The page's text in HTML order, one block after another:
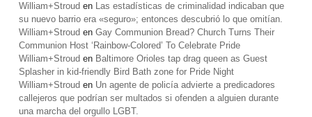
William+Stroud en Las estadísticas de criminalidad indicaban que
su nuevo barrio era «seguro»; entonces descubrió lo que omitían.
William+Stroud en Gay Communion Bread? Church Turns Their
Communion Host ‘Rainbow-Colored’ To Celebrate Pride
William+Stroud en Baltimore Orioles tap drag queen as Guest
Splasher in kid-friendly Bird Bath zone for Pride Night
William+Stroud en Un agente de policía advierte a predicadores
callejeros que podrían ser multados si ofenden a alguien durante
una marcha del orgullo LGBT.